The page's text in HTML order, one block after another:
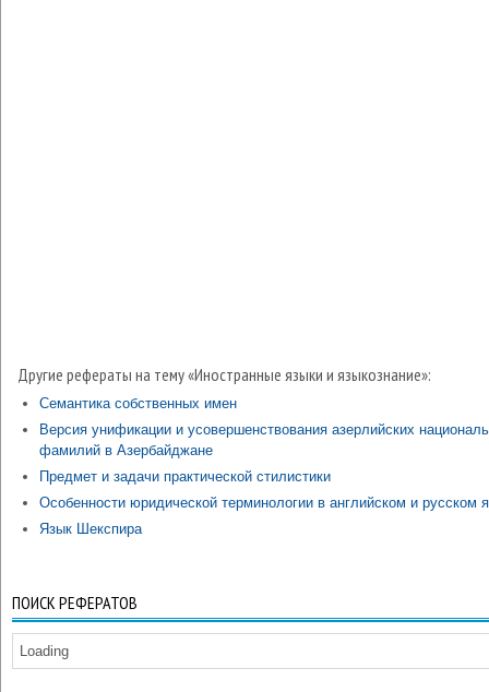
Другие рефераты на тему «Иностранные языки и языкознание»:
Семантика собственных имен
Версия унификации и усовершенствования азерлийских
фамилий в Азербайджане
Предмет и задачи практической стилистики
Особенности юридической терминологии в английском и русском
Язык Шекспира
ПОИСК РЕФЕРАТОВ
Loading